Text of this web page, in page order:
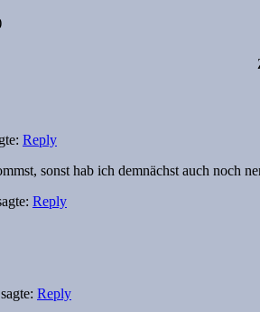
Reply
sonst hab ich demnächst auch noch
Reply
sagte: Reply